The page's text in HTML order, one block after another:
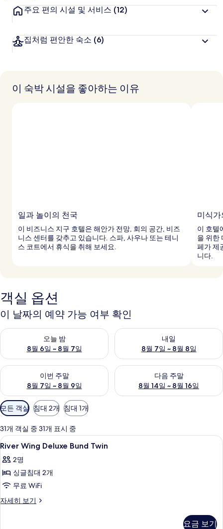
주요 편의 시설 및 서비스 (12)
집처럼 편안한 숙소 (6)
이 숙박 시설을 좋아하는 이유
일과 놀이의 천국
이 비즈니스 지구 호텔은 해안가 전망, 회의 공간, 비즈
니스 센터를 갖추고 있습니다. 스파, 사우나 또는 테니
스 코트에서 휴식을 취해 보세요.
미식
이 호텔
을 위한
페가 제
니다.
객실 옵션
이 날짜의 예약 가능 여부 확인
오늘 밤
8월 6일 ~ 8월 7일
오늘 밤 예약 가능 여부 확인, 8월 6일 ~ 8월 7일
내일
8월 7일 ~ 8월 8일
내일 예약 가능 여부 확인, 8월
이번 주말
8월 7일 ~ 8월 9일
이번 주말 예약 가능 여부 확인, 8월 7일 ~ 8월 9일
다음 주말
8월 14일 ~ 8월 16일
다음 주말 예약 가능 여부 확인,
객
실
에
사
용
가
능
한
터
모든 객실 침대 2개 침대 1개
31개 객실 중 31개 표시 중
River
Wing
Deluxe
Bund
Twin
사
1 개의 침실, 이집트산 면 시트, 고급 침
6
River Wing Deluxe Bund Twin
2명
싱글침대 2개
무료 WiFi
자세히 보기
River
요금 보기